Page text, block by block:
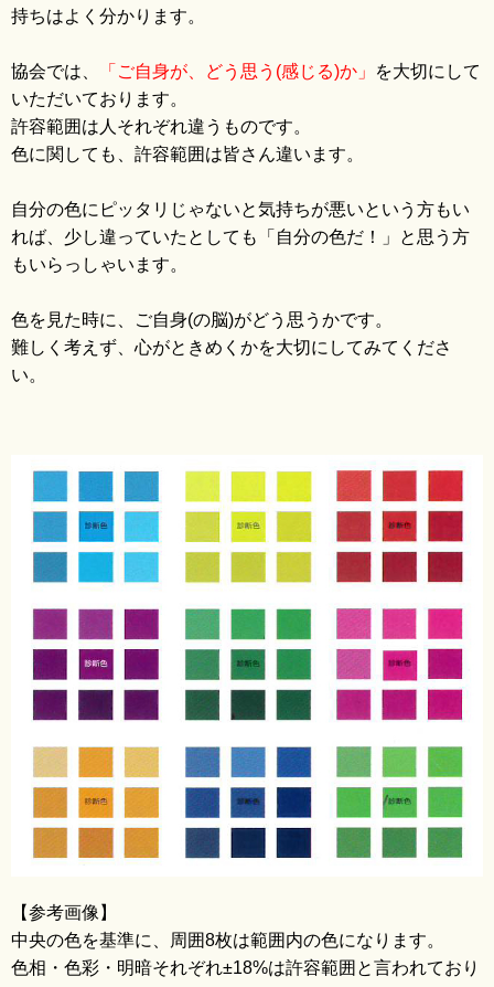
blo
持ちはよく分かります。
協会では、 「ご自身が、どう思う(感じる)か」
を大切にして
いただいております。
許容範囲は人それぞれ違うものです。
色に関しても、許容範囲は皆さん違います。
自分の色にピッタリじゃないと気持ちが悪いという方もい
れば、少し違っていたとしても「自分の色だ！」と思う方
もいらっしゃいます。
色を見た時に、ご自身(の脳)がどう思うかです。
難しく考えず、心がときめくかを大切にしてみてくださ
い。
【参考画像】
中央の色を基準に、周囲8枚は範囲内の色になります。
色相・色彩・明暗それぞれ±18%は許容範囲と言われており